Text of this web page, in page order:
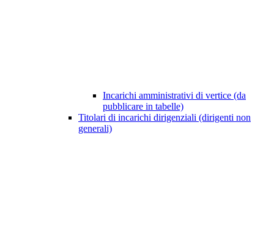
Incarichi amministrativi di vertice (da
pubblicare in tabelle)
Titolari di incarichi dirigenziali (dirigenti non
generali)